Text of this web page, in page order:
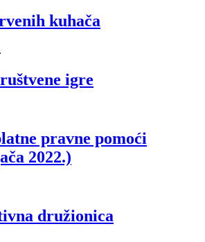
kuhača
igre
pravne pomoći
2022.)
družionica